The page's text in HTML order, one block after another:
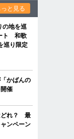
っと見る
の地を巡
ト 和歌
巡り限定
かばんの
催
どれ？ 最
ンペーン